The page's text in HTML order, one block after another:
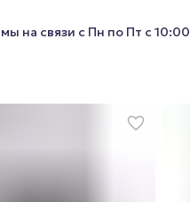
на связи с Пн по Пт с